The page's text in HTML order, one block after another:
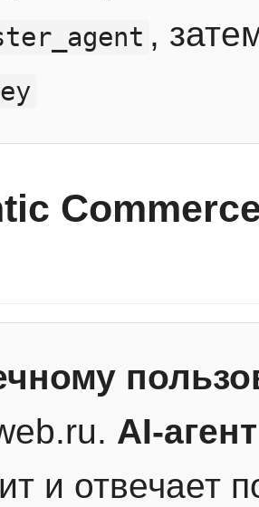
,
AI-агент
и отвечает